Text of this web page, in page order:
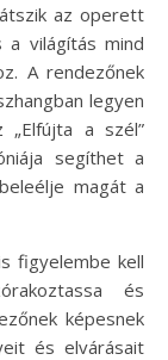
az operett
a világítás mind
A rendezőnek
legyen
„Elfújta a szél”
segíthet a
magát a
figyelembe kell
és
képesnek
és elvárásait